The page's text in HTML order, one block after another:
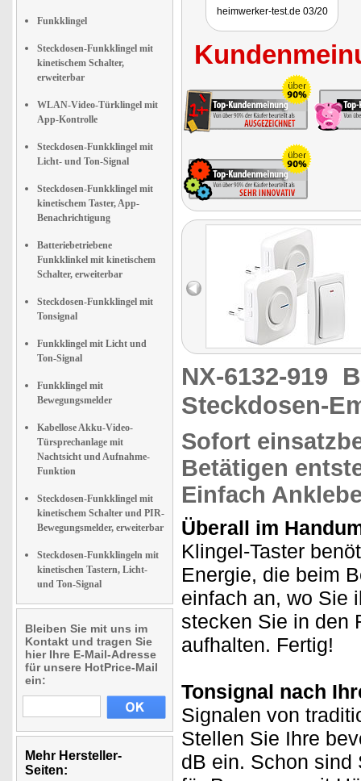
Funkklingel
Steckdosen-Funkklingel mit
kinetischem Schalter,
erweiterbar
WLAN-Video-Türklingel mit
App-Kontrolle
Steckdosen-Funkklingel mit
Licht- und Ton-Signal
Steckdosen-Funkklingel mit
kinetischem Taster, App-
Benachrichtigung
Batteriebetriebene
Funkklinkel mit kinetischem
Schalter, erweiterbar
Steckdosen-Funkklingel mit
Tonsignal
Funkklingel mit Licht und
Ton-Signal
Funkklingel mit
Bewegungsmelder
Kabellose Akku-Video-
Türsprechanlage mit
Nachtsicht und Aufnahme-
Funktion
Steckdosen-Funkklingel mit
kinetischem Schalter und PIR-
Bewegungsmelder, erweiterbar
Steckdosen-Funkklingeln mit
kinetischen Tastern, Licht-
und Ton-Signal
Bleiben Sie mit uns im
Kontakt und tragen Sie
hier Ihre E-Mail-Adresse
für unsere HotPrice-Mail
ein:
Mehr Hersteller-
Seiten:
das System flexibel und
Anwendungen an. Der
batterielose Taster macht
den geschützten
Außenbereich geeignet. An
Funktion und Ausstattung
gibt es nicht das Geringste
auszusetzen. Somit ist die
empfehlenswert."
heimwerker-test.de 03/20
NX-6132-919
Steckdosen-
Sofort
Betätigen
Einfach
Überall im
Klingel-Taster
Energie, die beim
einfach an, wo Sie
stecken Sie in den
aufhalten. Fertig!
Tonsignal nach
Signalen von
Stellen Sie Ihre
dB ein. Schon sind